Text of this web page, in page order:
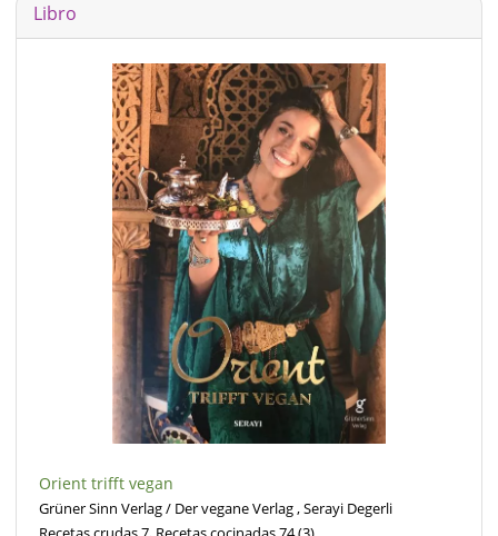
Libro
Orient trifft vegan
Grüner Sinn Verlag / Der vegane Verlag , Serayi Degerli